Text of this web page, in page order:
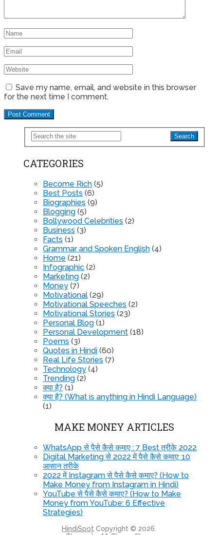
Save my name, email, and website in this browser
for the next time I comment.
CATEGORIES
Become Rich (5)
Best Posts (6)
Biographies (9)
Blogging (5)
Bollywood Celebrities (2)
Business (3)
Facts (1)
Grammar and Spoken English (4)
Home (21)
Infographic (2)
Marketing (2)
Money (7)
Motivational (29)
Motivational Speeches (2)
Motivational Stories (23)
Personal Blog (1)
Personal Development (18)
Poems (3)
Quotes in Hindi (60)
Real Life Stories (7)
Technology (4)
Trending (2)
क्या है? (1)
क्या है? (What is anything in Hindi Language)
(1)
MAKE MONEY ARTICLES
WhatsApp से पैसे कैसे कमाए : 7 Best तरीके 2022
Digital Marketing से 2022 में पैसे कैसे कमाए: 10
आसान तरीके
2022 में Instagram से पैसे कैसे कमाए? (How to
Make Money from Instagram in Hindi)
YouTube से पैसे कैसे कमाए? (How to Make
Money from YouTube: 6 Effective
Strategies)
HindiSpot Copyright © 2026.